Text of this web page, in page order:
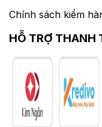
Chính sách kiểm
HỖ TRỢ THANH